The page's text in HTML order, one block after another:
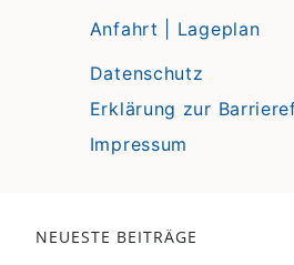
Anfahrt | Lageplan
Datenschutz
Erklärung zur
Impressum
NEUESTE BEITRÄGE